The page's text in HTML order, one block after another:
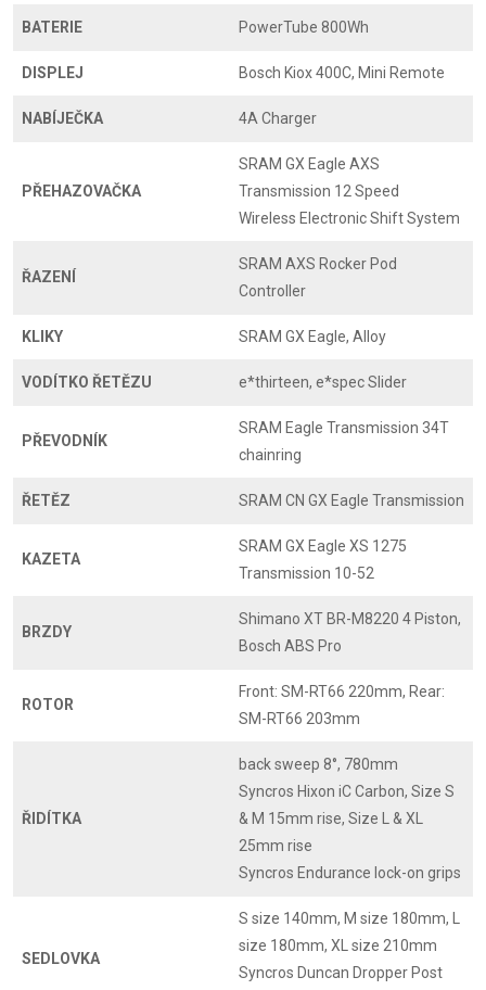
BATERIE PowerTube 800Wh
DISPLEJ Bosch Kiox 400C, Mini Remote
NABÍJEČKA 4A Charger
PŘEHAZOVAČKA
SRAM GX Eagle AXS
Transmission 12 Speed
Wireless Electronic Shift System
ŘAZENÍ
SRAM AXS Rocker Pod
Controller
KLIKY SRAM GX Eagle, Alloy
VODÍTKO ŘETĚZU e*thirteen, e*spec Slider
PŘEVODNÍK
SRAM Eagle Transmission 34T
chainring
ŘETĚZ SRAM CN GX Eagle Transmission
KAZETA
SRAM GX Eagle XS 1275
Transmission 10-52
BRZDY
Shimano XT BR-M8220 4 Piston,
Bosch ABS Pro
ROTOR
Front: SM-RT66 220mm, Rear:
SM-RT66 203mm
ŘIDÍTKA
back sweep 8°, 780mm
Syncros Hixon iC Carbon, Size S
& M 15mm rise, Size L & XL
25mm rise
Syncros Endurance lock-on grips
SEDLOVKA
S size 140mm, M size 180mm, L
size 180mm, XL size 210mm
Syncros Duncan Dropper Post